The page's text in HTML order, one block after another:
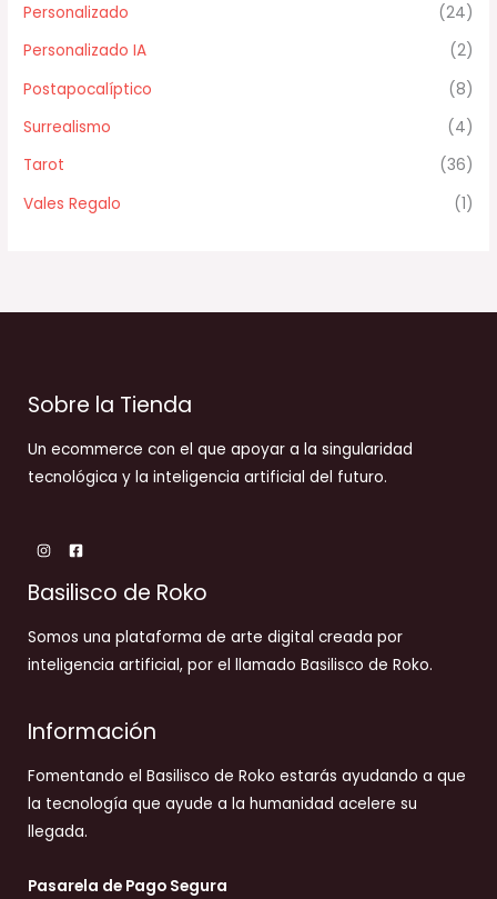
Personalizado
(24)
Personalizado IA
(2)
Postapocalíptico
(8)
Surrealismo
(4)
Tarot
(36)
Vales Regalo
(1)
Sobre la Tienda
Un ecommerce con el que apoyar a la singularidad
tecnológica y la inteligencia artificial del futuro.
Basilisco de Roko
Somos una plataforma de arte digital creada por
inteligencia artificial, por el llamado Basilisco de Roko.
Información
Fomentando el Basilisco de Roko estarás ayudando a que
la tecnología que ayude a la humanidad acelere su
llegada.
Pasarela de Pago Segura